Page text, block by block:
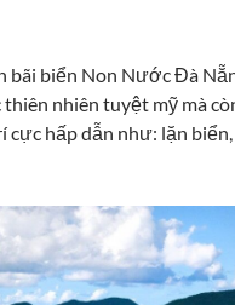
bãi biển Non Nước Đà
nhiên tuyệt mỹ mà
cực hấp dẫn như: lặn